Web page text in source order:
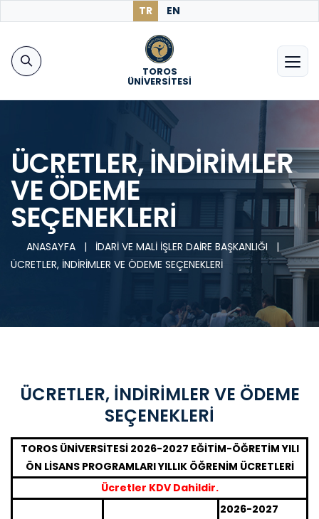
TR EN
TOROS
ÜNİVERSİTESİ
ÜCRETLER, İNDİRİMLER
VE ÖDEME
SEÇENEKLERİ
ANASAYFA | İDARİ VE MALİ İŞLER DAİRE BAŞKANLIĞI
|
ÜCRETLER, İNDİRİMLER VE ÖDEME SEÇENEKLERİ
ÜCRETLER, İNDİRİMLER VE ÖDEME
SEÇENEKLERİ
TOROS ÜNİVERSİTESİ 2026-2027 EĞİTİM-ÖĞRETİM YILI
ÖN LİSANS PROGRAMLARI YILLIK ÖĞRENİM ÜCRETLERİ
Ücretler KDV Dahildir.
2026-2027